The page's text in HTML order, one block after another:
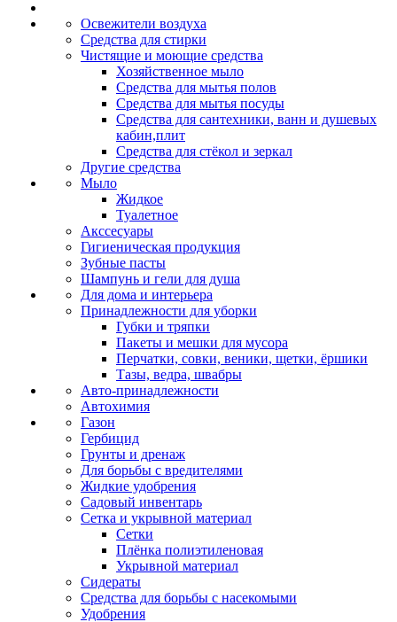
Освежители воздуха
Средства для стирки
Чистящие и моющие средства
Хозяйственное мыло
Средства для мытья полов
Средства для мытья посуды
Средства для сантехники, ванн и душевых
кабин,плит
Средства для стёкол и зеркал
Другие средства
Мыло
Жидкое
Туалетное
Акссесуары
Гигиеническая продукция
Зубные пасты
Шампунь и гели для душа
Для дома и интерьера
Принадлежности для уборки
Губки и тряпки
Пакеты и мешки для мусора
Перчатки, совки, веники, щетки, ёршики
Тазы, ведра, швабры
Авто-принадлежности
Автохимия
Газон
Гербицид
Грунты и дренаж
Для борьбы с вредителями
Жидкие удобрения
Садовый инвентарь
Сетка и укрывной материал
Сетки
Плёнка полиэтиленовая
Укрывной материал
Сидераты
Средства для борьбы с насекомыми
Удобрения